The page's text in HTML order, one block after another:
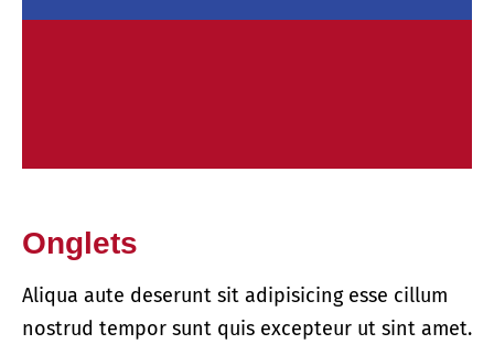
Onglets
Aliqua aute deserunt sit adipisicing esse cillum
nostrud tempor sunt quis excepteur ut sint amet.